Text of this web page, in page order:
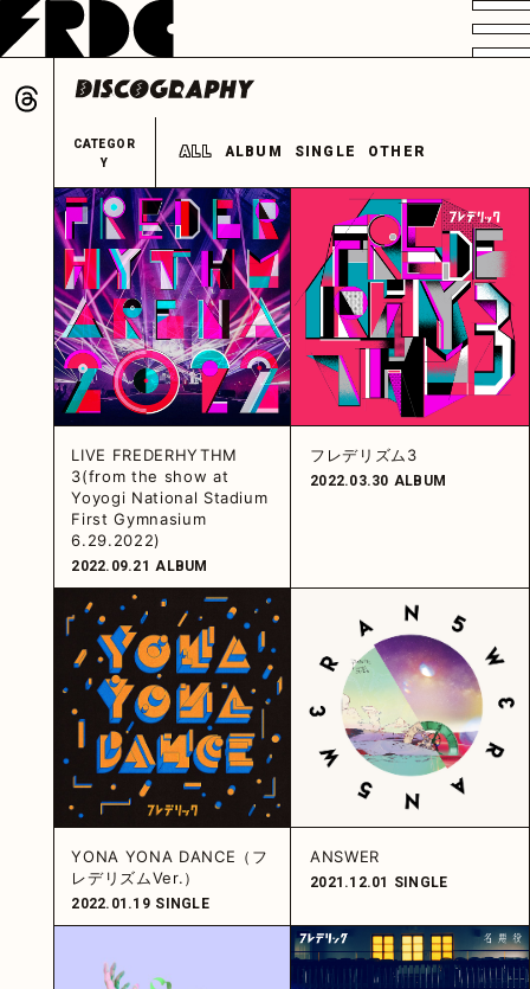
VIDEO
DISCOGRAPHY
GOODS FAN CLUB
HOME
ALL ALBUM SINGLE OTHER
LIVE FREDERHYTHM
3(from the show at
Yoyogi National Stadium
First Gymnasium
6.29.2022)
2022.09.21 ALBUM
フレデリズム3
2022.03.30 ALBUM
YONA YONA DANCE（フ
レデリズムVer.）
2022.01.19 SINGLE
ANSWER
2021.12.01 SINGLE